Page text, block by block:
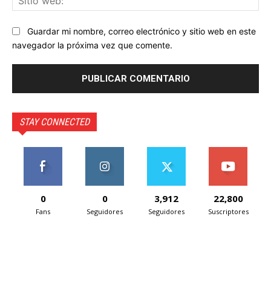
Guardar mi nombre, correo electrónico y sitio web en este
navegador la próxima vez que comente.
STAY CONNECTED
0
Fans
0
Seguidores
3,912
Seguidores
22,800
Suscriptores